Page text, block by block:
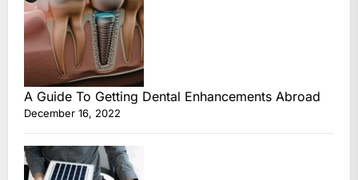
A Guide To Getting Dental Enhancements Abroad
December 16, 2022